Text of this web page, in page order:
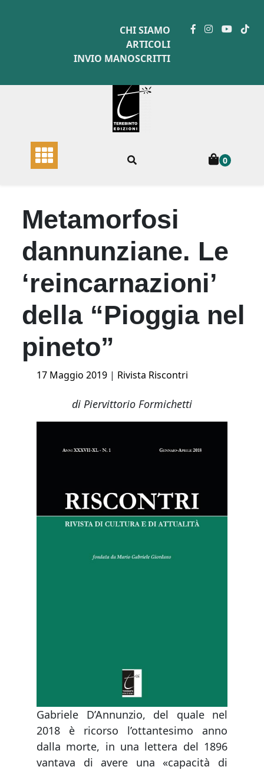
CHI SIAMO
ARTICOLI
INVIO MANOSCRITTI
0
Metamorfosi
dannunziane. Le
‘reincarnazioni’
della “Pioggia nel
pineto”
Posted
17 Maggio 2019 | Rivista Riscontri
di Piervittorio Formichetti
Gabriele D’Annunzio, del quale nel
2018 è ricorso l’ottantesimo anno
dalla morte, in una lettera del 1896
vantava di avere una «capacità di